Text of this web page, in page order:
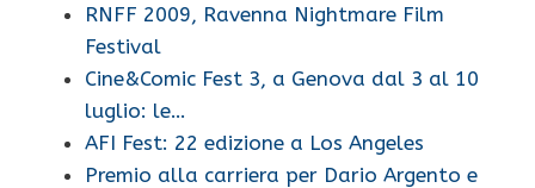
RNFF 2009, Ravenna Nightmare Film
Festival
Cine&Comic Fest 3, a Genova dal 3 al 10
luglio: le…
AFI Fest: 22 edizione a Los Angeles
Premio alla carriera per Dario Argento e